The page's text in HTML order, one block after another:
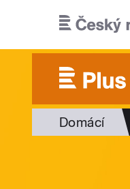
Domácí